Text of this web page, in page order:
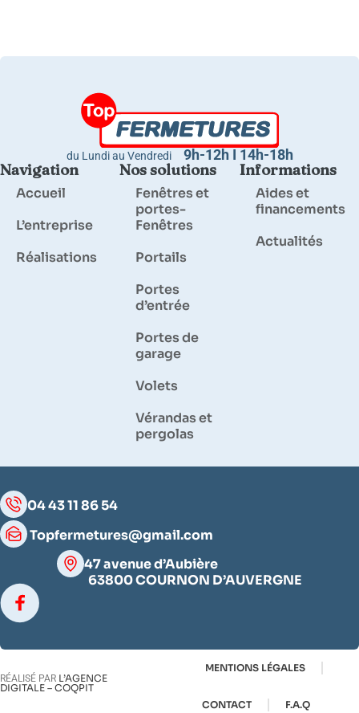
du Lundi au Vendredi 9h-12h I 14h-18h
Navigation
Accueil
L’entreprise
Réalisations
Nos solutions
Fenêtres et
portes-
Fenêtres
Portails
Portes
d’entrée
Portes de
garage
Volets
Vérandas et
pergolas
Informations
Aides et
financements
Actualités
04 43 11 86 54
Topfermetures@gmail.com
47 avenue d’Aubière
63800 COURNON D’AUVERGNE
RÉALISÉ PAR L’AGENCE
DIGITALE – COQPIT
MENTIONS LÉGALES
CONTACT F.A.Q